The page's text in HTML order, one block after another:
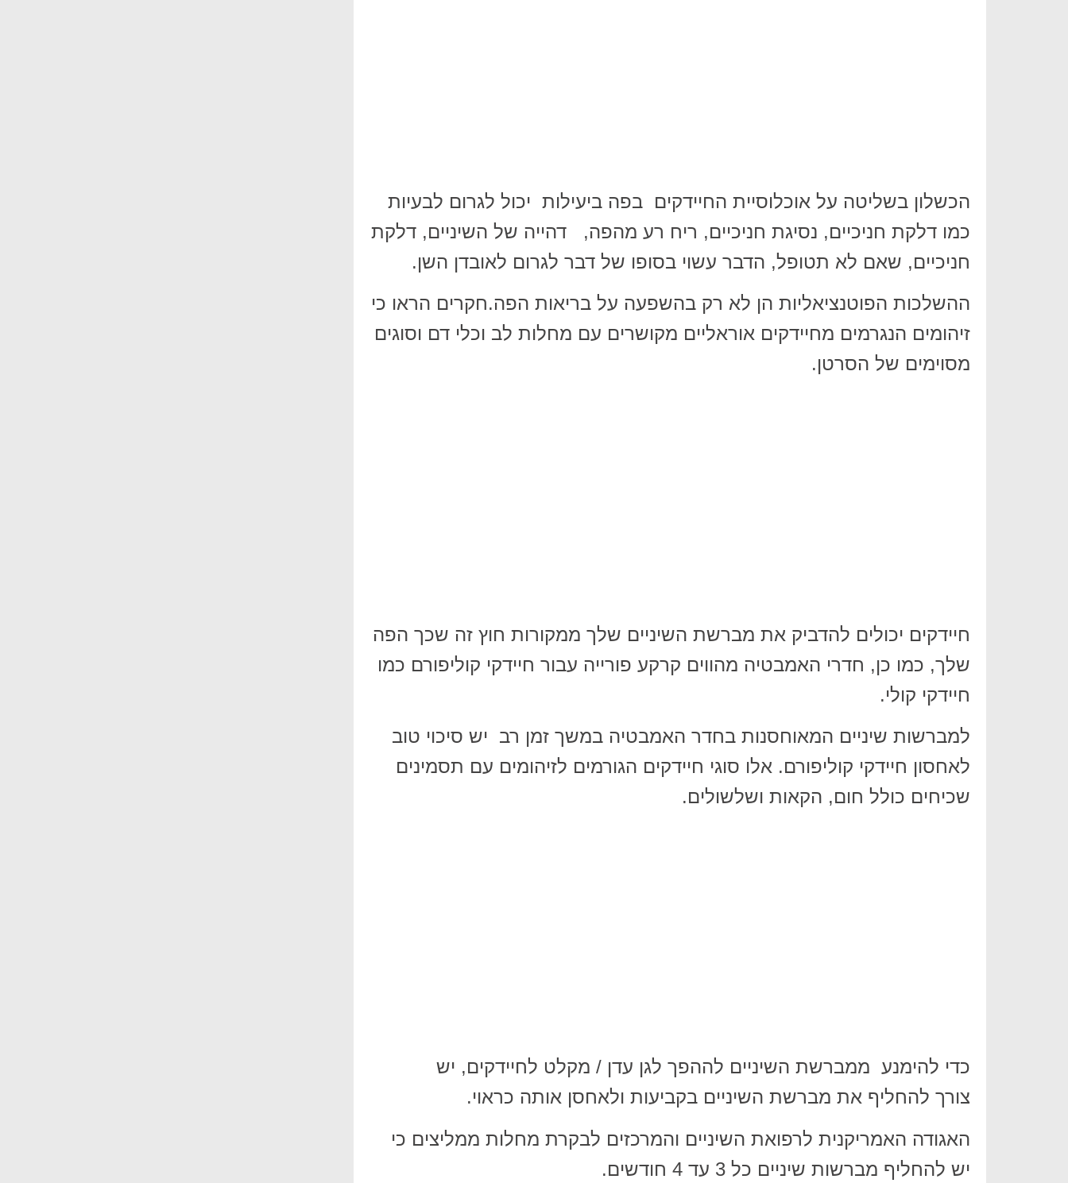
הכשלון בשליטה על אוכלוסיית החיידקים בפה ביעילות יכול לגרום לבעיות
כמו דלקת חניכיים, נסיגת חניכיים, ריח רע מהפה, דהייה של השיניים, דלקת
חניכיים, שאם לא תטופל, הדבר עשוי בסופו של דבר לגרום לאובדן השן.
ההשלכות הפוטנציאליות הן לא רק בהשפעה על בריאות הפה.חקרים הראו כי
זיהומים הנגרמים מחיידקים אוראליים מקושרים עם מחלות לב וכלי דם וסוגים
מסוימים של הסרטן.
חיידקים יכולים להדביק את מברשת השיניים שלך ממקורות חוץ זה שכך הפה
שלך, כמו כן, חדרי האמבטיה מהווים קרקע פורייה עבור חיידקי קוליפורם כמו
חיידקי קולי.
למברשות שיניים המאוחסנות בחדר האמבטיה במשך זמן רב יש סיכוי טוב
לאחסון חיידקי קוליפורם. אלו סוגי חיידקים הגורמים לזיהומים עם תסמינים
שכיחים כולל חום, הקאות ושלשולים.
כדי להימנע ממברשת השיניים לההפך לגן עדן / מקלט לחיידקים, יש
צורך להחליף את מברשת השיניים בקביעות ולאחסן אותה כראוי.
האגודה האמריקנית לרפואת השיניים והמרכזים לבקרת מחלות ממליצים כי
יש להחליף מברשות שיניים כל 3 עד 4 חודשים.